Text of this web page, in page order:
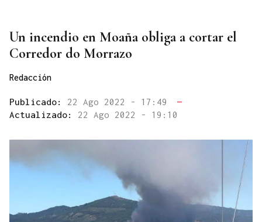
Un incendio en Moaña obliga a cortar el
Corredor do Morrazo
Redacción
Publicado: 22 Ago 2022 - 17:49
—
Actualizado: 22 Ago 2022 - 19:10